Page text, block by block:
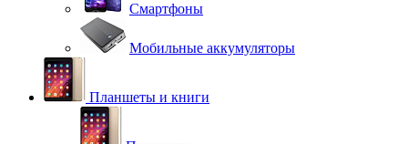
Смартфоны
Мобильные аккумуляторы
Планшеты и книги